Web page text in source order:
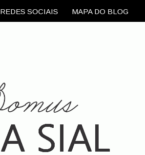
REDES SOCIAIS MAPA DO BLOG